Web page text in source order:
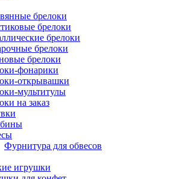
брелоки
брелоки
брелоки
брелоки
брелоки
фонарики
открывашки
мультитулы
на заказ
Фурнитура для обвесов
игрушки